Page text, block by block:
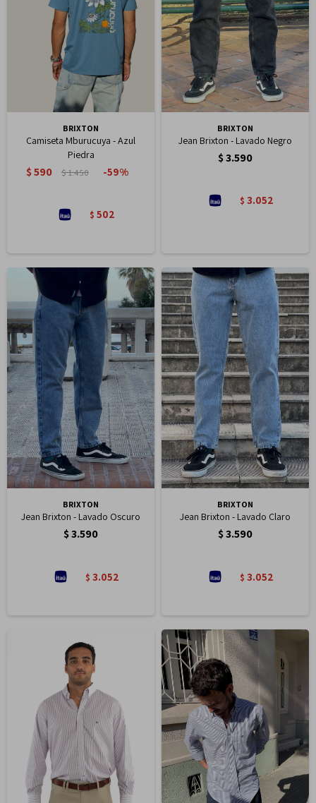
BRIXTON
Camiseta Mburucuya - Azul
Piedra
$590 $1.450 59
$ 502
BRIXTON
Jean Brixton - Lavado Negro
$3.590
$ 3.052
BRIXTON
Jean Brixton - Lavado Oscuro
$3.590
$ 3.052
BRIXTON
Jean Brixton - Lavado Claro
$3.590
$ 3.052